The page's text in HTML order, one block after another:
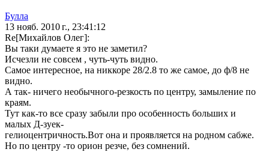
Булла
13 нояб. 2010 г., 23:41:12
Re[Михайлов Олег]:
Вы таки думаете я это не заметил?
Исчезли не совсем , чуть-чуть видно.
Самое интересное, на никкоре 28/2.8 то же самое, до ф/8 не
видно.
А так- ничего необычного-резкость по центру, замыление по
краям.
Тут как-то все сразу забыли про особенность больших и
малых Д-зуек-
гелиоцентричность.Вот она и проявляется на родном сабже.
Но по центру -то орион резче, без сомнений.